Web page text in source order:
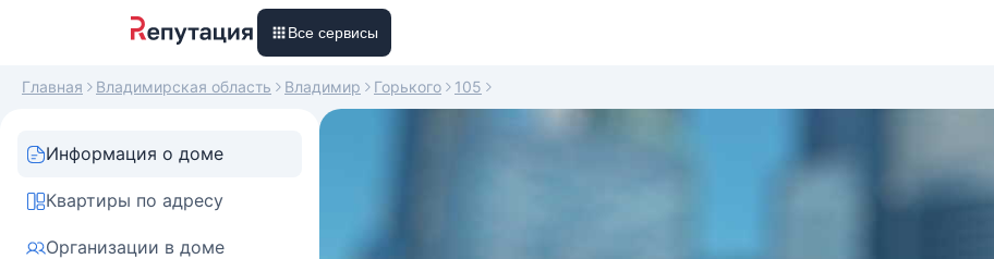
Все сервисы
Главная Владимирская область Владимир Горького 105
Информация о доме
Квартиры по адресу
Организации в доме